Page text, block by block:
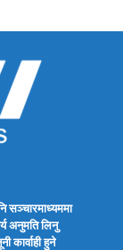
अनुमति लिनु
कार्वाही हुने